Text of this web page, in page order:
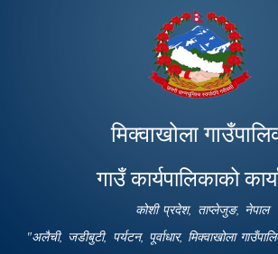
main
content
मिक्वाखोला
गाउँ कार्यपालिकाको
कोशी प्रदेश, ताप्लेजुङ, नेपाल
"अलैची, जडीबुटी, पर्यटन, पूर्वाधार, मिक्वाखोला